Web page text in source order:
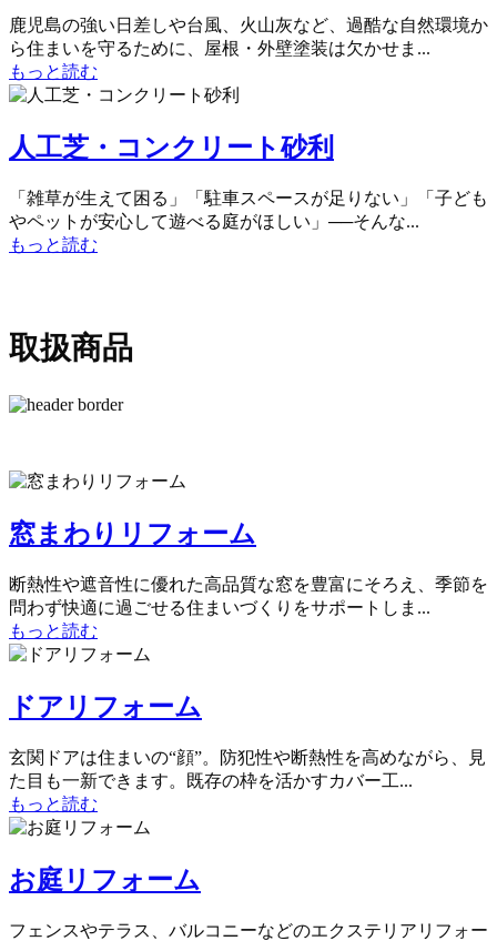
鹿児島の強い日差しや台風、火山灰など、過酷な自然環境か
ら住まいを守るために、屋根・外壁塗装は欠かせま...
もっと読む
人工芝・コンクリート砂利
「雑草が生えて困る」「駐車スペースが足りない」「子ども
やペットが安心して遊べる庭がほしい」──そんな...
もっと読む
取扱商品
窓まわりリフォーム
断熱性や遮音性に優れた高品質な窓を豊富にそろえ、季節を
問わず快適に過ごせる住まいづくりをサポートしま...
もっと読む
ドアリフォーム
玄関ドアは住まいの“顔”。防犯性や断熱性を高めながら、見
た目も一新できます。既存の枠を活かすカバー工...
もっと読む
お庭リフォーム
フェンスやテラス、バルコニーなどのエクステリアリフォー